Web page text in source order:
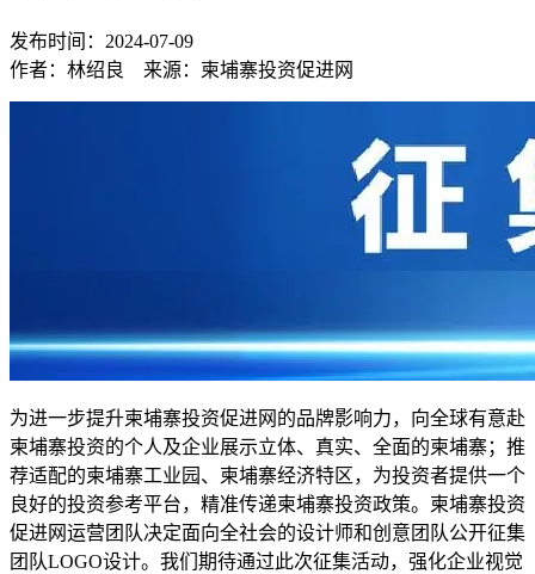
发布时间：2024-07-09
作者：林绍良 来源：柬埔寨投资促进网
为进一步提升柬埔寨投资促进网的品牌影响力，向全球有意赴
柬埔寨投资的个人及企业展示立体、真实、全面的柬埔寨；推
荐适配的柬埔寨工业园、柬埔寨经济特区，为投资者提供一个
良好的投资参考平台，精准传递柬埔寨投资政策。柬埔寨投资
促进网运营团队决定面向全社会的设计师和创意团队公开征集
团队LOGO设计。我们期待通过此次征集活动，强化企业视觉